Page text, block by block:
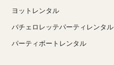
ヨットレンタル
バチェロレッテパーティレンタル
パーティボートレンタル